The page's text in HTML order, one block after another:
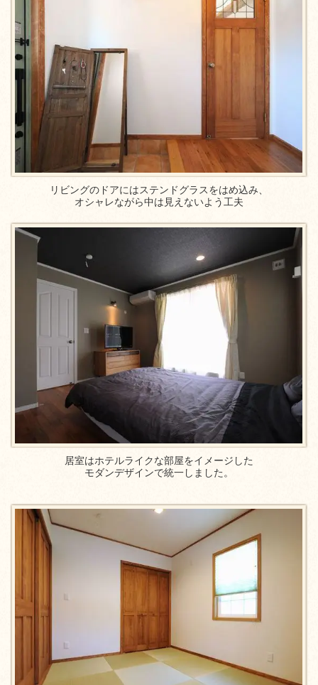
リビングのドアにはステンドグラスをはめ込み、
オシャレながら中は見えないよう工夫
居室はホテルライクな部屋をイメージした
モダンデザインで統一しました。